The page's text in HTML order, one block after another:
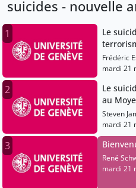
suicides - nouvelle
1
Le
Frédéric
Lauber,
mardi 21
2
Le
au
Steven
Goodarzi,
Belguellil,
mardi 21
3
René
Guy
mardi 21